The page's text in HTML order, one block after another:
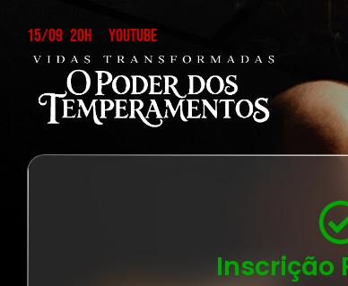
15/09 20H YOUTUBE
Inscrição